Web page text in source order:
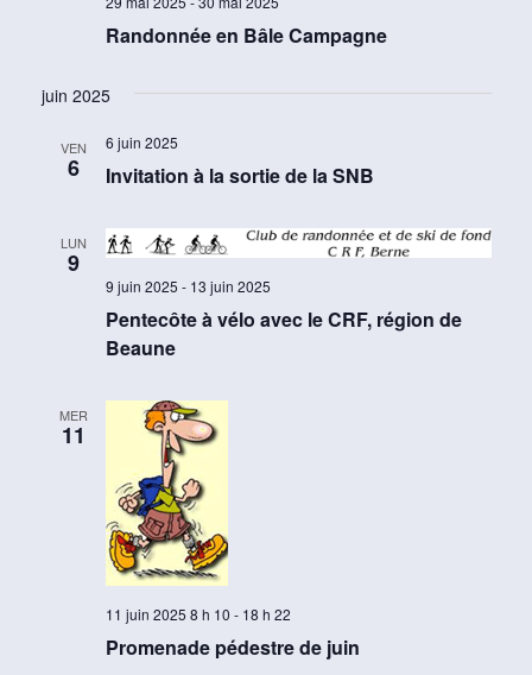
Randonnée en Bâle Campagne
juin 2025
VEN
6 Invitation à la sortie de la SNB
6 juin 2025
LUN
9
Pentecôte à vélo avec le CRF, région de
Beaune
9 juin 2025 - 13 juin 2025
MER
11
Promenade pédestre de juin
11 juin 2025 8 h 10 - 18 h 22